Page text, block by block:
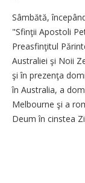
Sâmbătă,
"Sfinţii Apostoli
Preasfinţitul
Australiei şi Noii
şi în prezenţa
în Australia, a
Melbourne şi a
Deum în cinstea